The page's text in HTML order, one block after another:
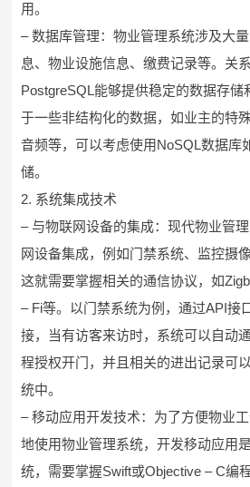
用。
– 数据库管理：物业管理系统涉及大
息、物业设施信息、缴费记录等。关
PostgreSQL能够提供稳定的数据存储
于一些非结构化的数据，如业主的特
音频等，可以考虑使用NoSQL数据库
储。
2. 系统集成技术
– 与物联网设备的集成：现代物业管
网设备集成，例如门禁系统、监控摄
这就需要掌握相关的通信协议，如
– Fi等。以门禁系统为例，通过API接
接，当有访客来访时，系统可以自动
程授权开门，并且相关的进出记录可
统中。
– 移动应用开发技术：为了方便物业
地使用物业管理系统，开发移动应用
统，需要掌握Swift或Objective – C编